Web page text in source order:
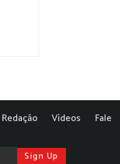
Redação Vídeos
Fale